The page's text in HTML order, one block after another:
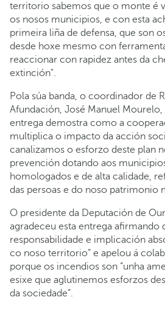
territorio sabemos que o monte é
os nosos municipios, e con esta
primeira liña de defensa, que son
desde hoxe mesmo con
reaccionar con rapidez antes da
extinción".
Pola súa banda, o coordinador de
Afundación, José Manuel Mourelo,
entrega demostra como a
multiplica o impacto da acción
canalizamos o esforzo deste plan
prevención dotando aos
homologados e de alta calidade,
das persoas e do noso patrimonio
O presidente da Deputación de
agradeceu esta entrega afirmando
responsabilidade e implicación
co noso territorio” e apelou á
porque os incendios son “unha
esixe que aglutinemos esforzos
da sociedade”.